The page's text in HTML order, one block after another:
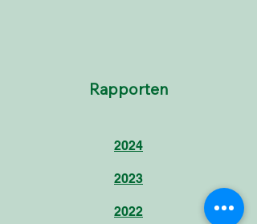
Rapporten
2024
2023
2022